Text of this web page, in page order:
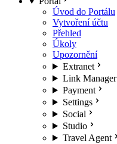
Úvod do Portálu
Vytvoření účtu
Přehled
Úkoly
Upozornění
Extranet
Link Manager
Payment
Settings
Social
Studio
Travel Agent